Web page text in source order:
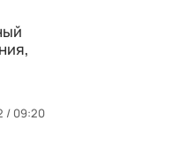
/ 09:20